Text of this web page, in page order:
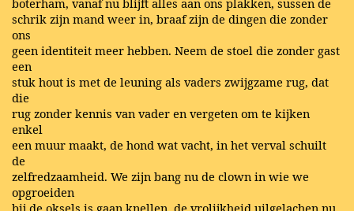
schrik zijn mand weer in, braaf zijn de dingen die zonder
ons
geen identiteit meer hebben. Neem de stoel die zonder gast
een
stuk hout is met de leuning als vaders zwijgzame rug, dat
die
rug zonder kennis van vader en vergeten om te kijken
enkel
een muur maakt, de hond wat vacht, in het verval schuilt
de
zelfredzaamheid. We zijn bang nu de clown in wie we
opgroeiden
bij de oksels is gaan knellen, de vrolijkheid uilgelachen nu